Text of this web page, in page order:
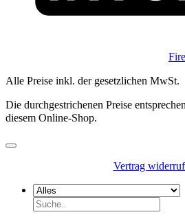
Alle Preise inkl. der gesetzlichen MwSt.
Die durchgestrichenen Preise
diesem Online-Shop.
Vertrag
Suchen